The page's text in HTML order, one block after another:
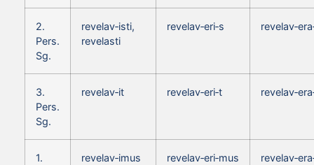
2.
Pers.
Sg.
revelav‑isti,
revelasti
revelav‑eri‑s
3.
Pers.
Sg.
revelav‑it revelav‑eri‑t
1.
revelav‑imus revelav‑eri‑mus